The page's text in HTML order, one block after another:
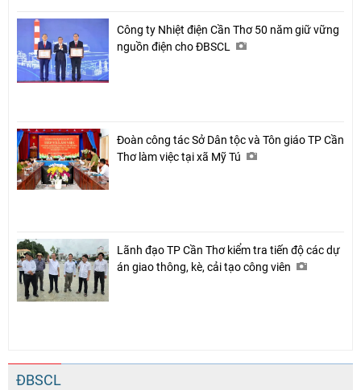
Công ty Nhiệt điện Cần Thơ 50 năm giữ vững
nguồn điện cho ĐBSCL
Đoàn công tác Sở Dân tộc và Tôn giáo TP Cần
Thơ làm việc tại xã Mỹ Tú
Lãnh đạo TP Cần Thơ kiểm tra tiến độ các dự
án giao thông, kè, cải tạo công viên
ĐBSCL